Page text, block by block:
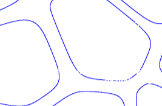
© Présent Composé design - 2024
mentions